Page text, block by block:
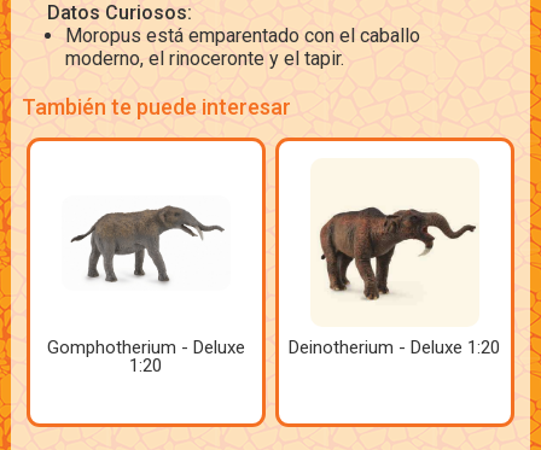
Datos Curiosos:
Moropus está emparentado con el caballo
moderno, el rinoceronte y el tapir.
También te puede interesar
Gomphotherium - Deluxe
1:20
Deinotherium - Deluxe 1:20